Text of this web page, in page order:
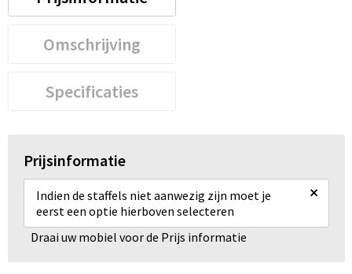
Omschrijving
Specificaties
Prijsinformatie
Indien de staffels niet aanwezig zijn moet je
eerst een optie hierboven selecteren
×
Draai uw mobiel voor de Prijs informatie